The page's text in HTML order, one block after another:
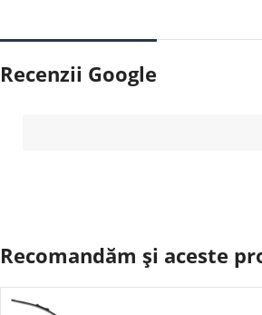
Recenzii Google
Recomandăm și aceste